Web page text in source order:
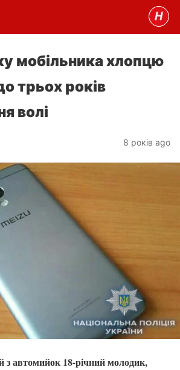
мобільника хлопцю
трьох років
волі
8 років ago
з автомийок 18-річний молодик,